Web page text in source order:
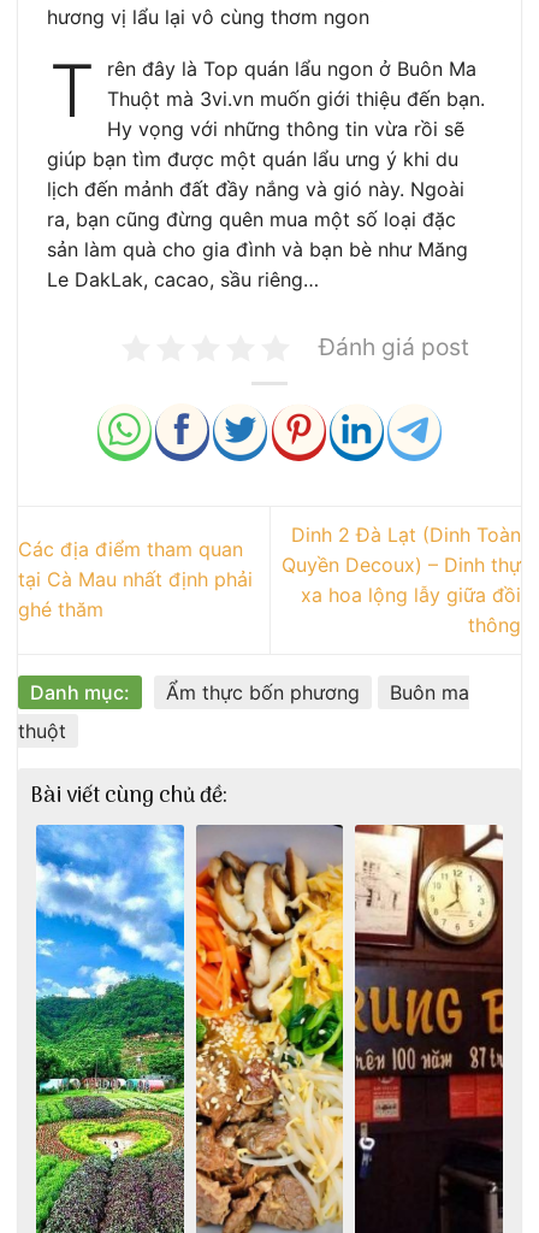
hương vị lẩu lại vô cùng thơm ngon
T
rên đây là Top quán lẩu ngon ở Buôn Ma
Thuột mà 3vi.vn muốn giới thiệu đến bạn.
Hy vọng với những thông tin vừa rồi sẽ
giúp bạn tìm được một quán lẩu ưng ý khi du
lịch đến mảnh đất đầy nắng và gió này. Ngoài
ra, bạn cũng đừng quên mua một số loại đặc
sản làm quà cho gia đình và bạn bè như Măng
Le DakLak, cacao, sầu riêng…
Đánh giá post
Các địa điểm tham quan
tại Cà Mau nhất định phải
ghé thăm
Dinh 2 Đà Lạt (Dinh Toàn
Quyền Decoux) – Dinh thự
xa hoa lộng lẫy giữa đồi
thông
Danh mục: Ẩm thực bốn phương
Buôn ma
thuột
Bài viết cùng chủ đề: